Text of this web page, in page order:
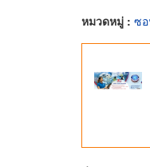
หมวดหมู่ : ซ